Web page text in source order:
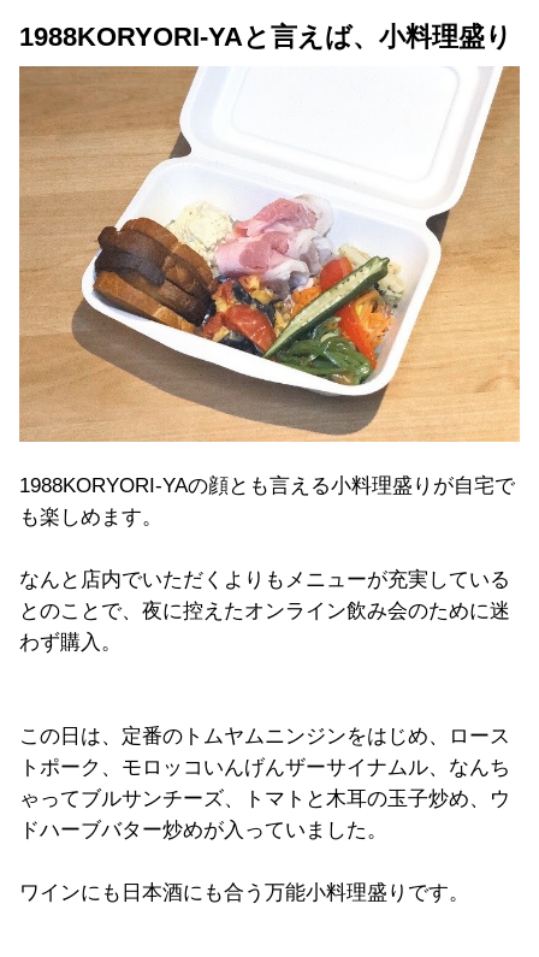
1988KORYORI-YAと言えば、小料理盛り
1988KORYORI-YAの顔とも言える小料理盛りが自宅で
も楽しめます。
なんと店内でいただくよりもメニューが充実している
とのことで、夜に控えたオンライン飲み会のために迷
わず購入。
この日は、定番のトムヤムニンジンをはじめ、ロース
トポーク、モロッコいんげんザーサイナムル、なんち
ゃってブルサンチーズ、トマトと木耳の玉子炒め、ウ
ドハーブバター炒めが入っていました。
ワインにも日本酒にも合う万能小料理盛りです。